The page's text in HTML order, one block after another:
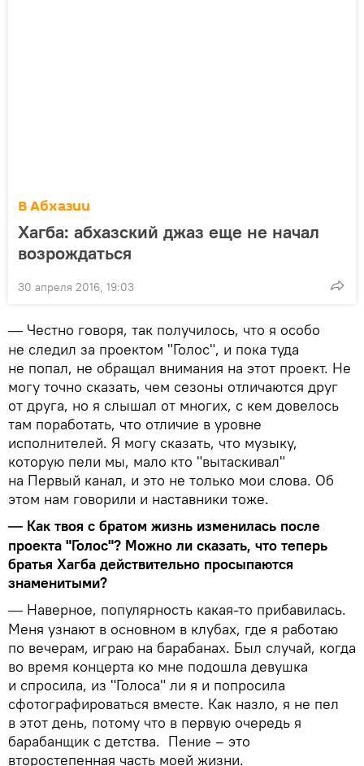
В Абхазии
Хагба: абхазский джаз еще не начал
возрождаться
30 апреля 2016, 19:03
— Честно говоря, так получилось, что я особо
не следил за проектом "Голос", и пока туда
не попал, не обращал внимания на этот проект. Не
могу точно сказать, чем сезоны отличаются друг
от друга, но я слышал от многих, с кем довелось
там поработать, что отличие в уровне
исполнителей. Я могу сказать, что музыку,
которую пели мы, мало кто "вытаскивал"
на Первый канал, и это не только мои слова. Об
этом нам говорили и наставники тоже.
— Как твоя с братом жизнь изменилась после
проекта "Голос"? Можно ли сказать, что теперь
братья Хагба действительно просыпаются
знаменитыми?
— Наверное, популярность какая-то прибавилась.
Меня узнают в основном в клубах, где я работаю
по вечерам, играю на барабанах. Был случай, когда
во время концерта ко мне подошла девушка
и спросила, из "Голоса" ли я и попросила
сфотографироваться вместе. Как назло, я не пел
в этот день, потому что в первую очередь я
барабанщик с детства. Пение – это
второстепенная часть моей жизни.